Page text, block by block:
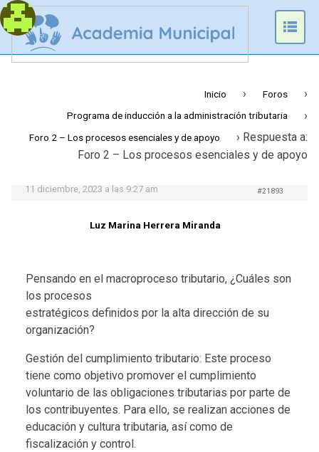
Inicio › Foros ›
Programa de inducción a la administración tributaria ›
Foro 2 – Los procesos esenciales y de apoyo › Respuesta a:
Foro 2 – Los procesos esenciales y de apoyo
11 diciembre, 2023 a las 9:27 am #21893
Luz Marina Herrera Miranda
Pensando en el macroproceso tributario, ¿Cuáles son
los procesos
estratégicos definidos por la alta dirección de su
organización?
Gestión del cumplimiento tributario: Este proceso
tiene como objetivo promover el cumplimiento
voluntario de las obligaciones tributarias por parte de
los contribuyentes. Para ello, se realizan acciones de
educación y cultura tributaria, así como de
fiscalización y control.